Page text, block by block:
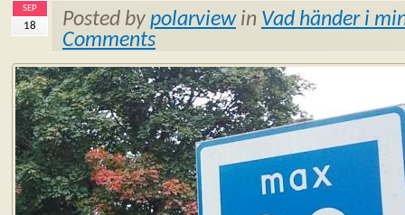
SEP
18 Posted by polarviewin Vad händer i
Comments